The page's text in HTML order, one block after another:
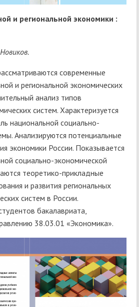
и региональной экономики :
современные
и региональной экономических
анализ типов
систем. Характеризуется
национальной социально-
Анализируются потенциальные
экономики России. Показывается
социально-экономической
теоретико-прикладные
и развития региональных
систем в России.
бакалавриата,
38.03.01 «Экономика».